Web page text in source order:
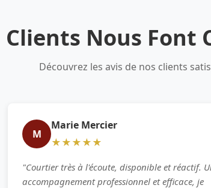
Clients Nous Font
Découvrez les avis de nos clients
M
Marie Mercier
★★★★★
"Courtier très à l'écoute, disponible et réactif.
accompagnement professionnel et efficace, je